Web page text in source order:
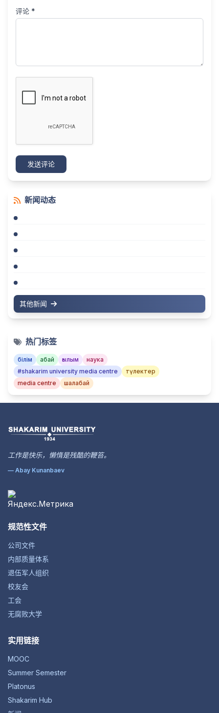
评论 *
发送评论
新闻动态
其他新闻
热门标签
білім абай ғылым
наука
#shakarim university media centre
түлектер
media centre
шалабай
工作是快乐，懒惰是残酷的鞭笞。
— Abay Kunanbaev
规范性文件
公司文件
内部质量体系
退伍军人组织
校友会
工会
无腐败大学
实用链接
MOOC
Summer Semester
Platonus
Shakarim Hub